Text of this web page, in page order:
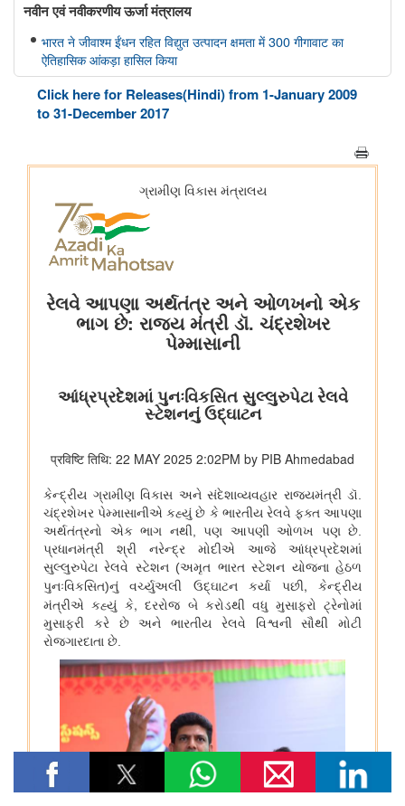
नवीन एवं नवीकरणीय ऊर्जा मंत्रालय
भारत ने जीवाश्म ईंधन रहित विद्युत उत्पादन क्षमता में 300 गीगावाट का
ऐतिहासिक आंकड़ा हासिल किया
विज्ञान एवं प्रौद्योगिकी मंत्रालय
सामाजिक न्‍याय एवं अधिकारिता मंत्रालय
पिछले तीन वित्त वर्षों के दौरान कर्नाटक में अनुसूचित जाति के विद्यार्थियों के
लिए पोस्ट-मैट्रिक छात्रवृत्ति के अंतर्गत 1,178.20 करोड़ रुपये की केंद्रीय
हिस्सेदारी जारी
कुमार को बी.टेक की पढ़ाई पूरी करने में कैसे मदद की
वित्तीय बाधाओं से लेकर शैक्षिक आकांक्षाओं तक: अनु प्रिया को बी.टेक की
पढ़ाई पूरी करने में छात्रवृत्ति सहायता ने कैसे मदद की
पढ़ाई पूरी करने में छात्रवृत्ति सहायता ने कैसे मदद की
खेल मंत्री डॉ. मनसुख मांडविया ने गुजरात के हनोल से युवाओं, माई भारत और
एनएसएस के साथ ‘फिट इंडिया संडे ऑन साइकिल’ के 85वें संस्करण का
राष्ट्रव्यापी नेतृत्व किया, जिसका मुख्य विषय रहा ‘नशा मुक्त भारत’
अन्य
केंद्रीकृत जन शिकायत निवारण और निगरानी प्रणाली (सीपीग्राम)
Click here for Releases(Hindi) from 1-January 2009
to 31-December 2017